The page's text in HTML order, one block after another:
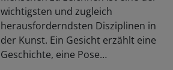
wichtigsten und zugleich
herausforderndsten Disziplinen in
der Kunst. Ein Gesicht erzählt eine
Geschichte, eine Pose…